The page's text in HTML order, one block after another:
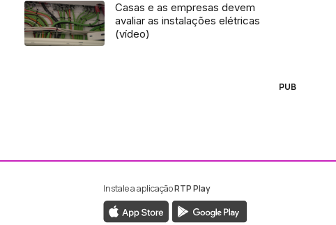
Casas e as empresas devem
avaliar as instalações elétricas
(vídeo)
PUB
da RTP Madeira
Instagram da RTP Madeira
Instale a aplicaçãoRTP Play